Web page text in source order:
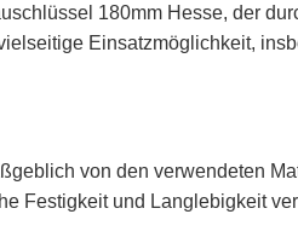
180mm Hesse, der
Einsatzmöglichkeit,
von den verwendeten
Festigkeit und Langlebigkeit